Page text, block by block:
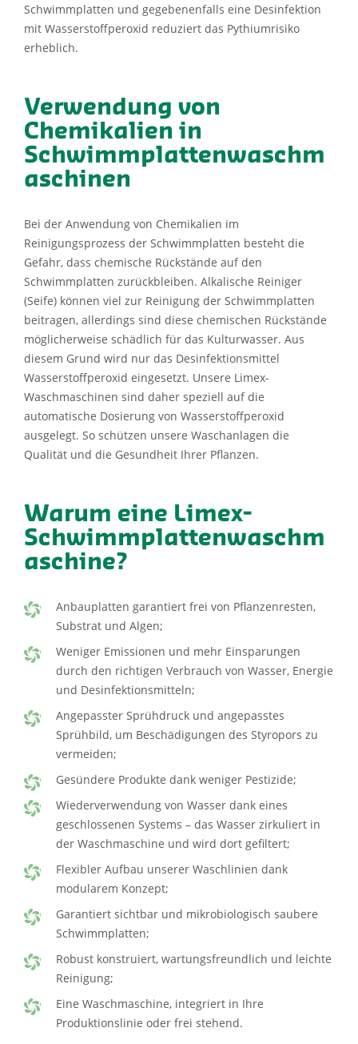
Schwimmplatten und gegebenenfalls eine Desinfektion
mit Wasserstoffperoxid reduziert das Pythiumrisiko
erheblich.
Verwendung von
Chemikalien in
Schwimmplattenwaschm
aschinen
Bei der Anwendung von Chemikalien im
Reinigungsprozess der Schwimmplatten besteht die
Gefahr, dass chemische Rückstände auf den
Schwimmplatten zurückbleiben. Alkalische Reiniger
(Seife) können viel zur Reinigung der Schwimmplatten
beitragen, allerdings sind diese chemischen Rückstände
möglicherweise schädlich für das Kulturwasser. Aus
diesem Grund wird nur das Desinfektionsmittel
Wasserstoffperoxid eingesetzt. Unsere Limex-
Waschmaschinen sind daher speziell auf die
automatische Dosierung von Wasserstoffperoxid
ausgelegt. So schützen unsere Waschanlagen die
Qualität und die Gesundheit Ihrer Pflanzen.
Warum eine Limex-
Schwimmplattenwaschm
aschine?
Anbauplatten garantiert frei von Pflanzenresten,
Substrat und Algen;
Weniger Emissionen und mehr Einsparungen
durch den richtigen Verbrauch von Wasser, Energie
und Desinfektionsmitteln;
Angepasster Sprühdruck und angepasstes
Sprühbild, um Beschädigungen des Styropors zu
vermeiden;
Gesündere Produkte dank weniger Pestizide;
Wiederverwendung von Wasser dank eines
geschlossenen Systems – das Wasser zirkuliert in
der Waschmaschine und wird dort gefiltert;
Flexibler Aufbau unserer Waschlinien dank
modularem Konzept;
Garantiert sichtbar und mikrobiologisch saubere
Schwimmplatten;
Robust konstruiert, wartungsfreundlich und leichte
Reinigung;
Eine Waschmaschine, integriert in Ihre
Produktionslinie oder frei stehend.